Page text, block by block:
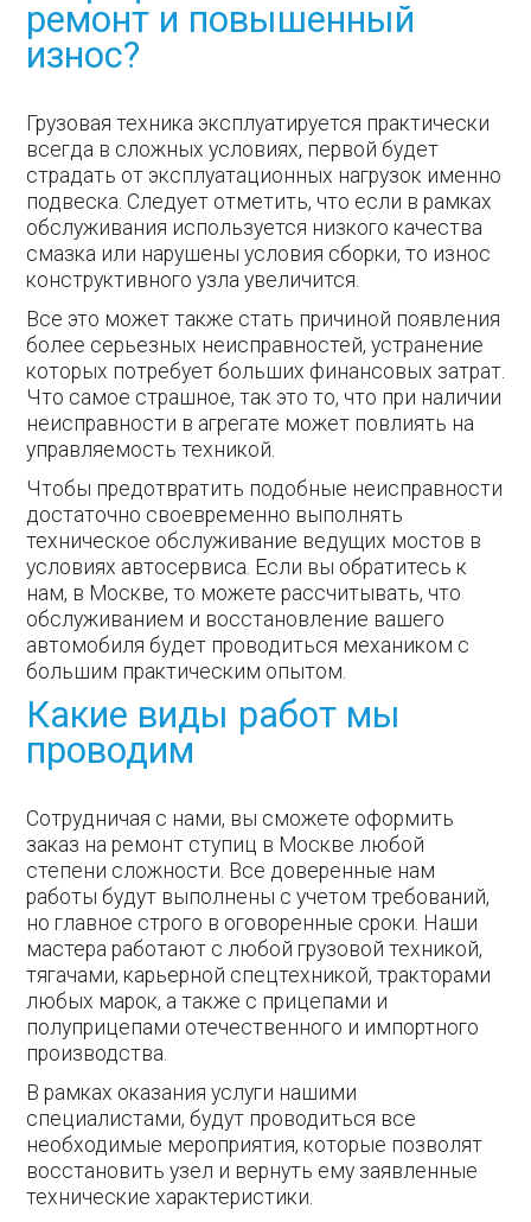
ремонт и повышенный
износ?
Грузовая техника эксплуатируется практически
всегда в сложных условиях, первой будет
страдать от эксплуатационных нагрузок именно
подвеска. Следует отметить, что если в рамках
обслуживания используется низкого качества
смазка или нарушены условия сборки, то износ
конструктивного узла увеличится.
Все это может также стать причиной появления
более серьезных неисправностей, устранение
которых потребует больших финансовых затрат.
Что самое страшное, так это то, что при наличии
неисправности в агрегате может повлиять на
управляемость техникой.
Чтобы предотвратить подобные неисправности
достаточно своевременно выполнять
техническое обслуживание ведущих мостов в
условиях автосервиса. Если вы обратитесь к
нам, в Москве, то можете рассчитывать, что
обслуживанием и восстановление вашего
автомобиля будет проводиться механиком с
большим практическим опытом.
Какие виды работ мы
проводим
Сотрудничая с нами, вы сможете оформить
заказ на ремонт ступиц в Москве любой
степени сложности. Все доверенные нам
работы будут выполнены с учетом требований,
но главное строго в оговоренные сроки. Наши
мастера работают с любой грузовой техникой,
тягачами, карьерной спецтехникой, тракторами
любых марок, а также с прицепами и
полуприцепами отечественного и импортного
производства.
В рамках оказания услуги нашими
специалистами, будут проводиться все
необходимые мероприятия, которые позволят
восстановить узел и вернуть ему заявленные
технические характеристики.